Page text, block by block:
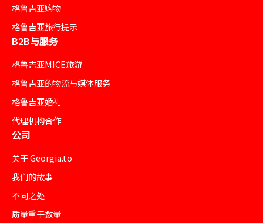
格鲁吉亚购物
格鲁吉亚旅行提示
B2B与服务
格鲁吉亚MICE旅游
格鲁吉亚的物流与媒体服务
格鲁吉亚婚礼
代理机构合作
公司
关于 Georgia.to
我们的故事
不同之处
质量重于数量